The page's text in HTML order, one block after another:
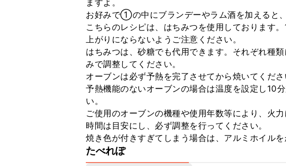
ますよ。
お好みで①の中にブランデーやラム酒を加えると
こちらのレシピは、はちみつを使用しております
上がりにならないようご注意ください。
はちみつは、砂糖でも代用できます。それぞれ種
みで調整してください。
オーブンは必ず予熱を完了させてから焼いてくださ
予熱機能のないオーブンの場合は温度を設定し10
い。
ご使用のオーブンの機種や使用年数等により、火
時間は目安にし、必ず調整を行ってください。
焼き色が付きすぎてしまう場合は、アルミホイルを
たべれぽ